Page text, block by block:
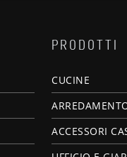
PRODOTTI
CUCINE
ACCESSORI